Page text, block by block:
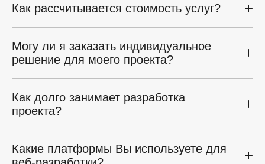
Как рассчитывается стоимость услуг?
Могу ли я заказать индивидуальное
решение для моего проекта?
Как долго занимает разработка
проекта?
Какие платформы Вы используете для